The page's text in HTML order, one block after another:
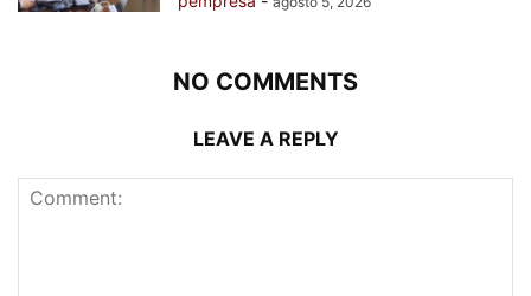
NO COMMENTS
LEAVE A REPLY